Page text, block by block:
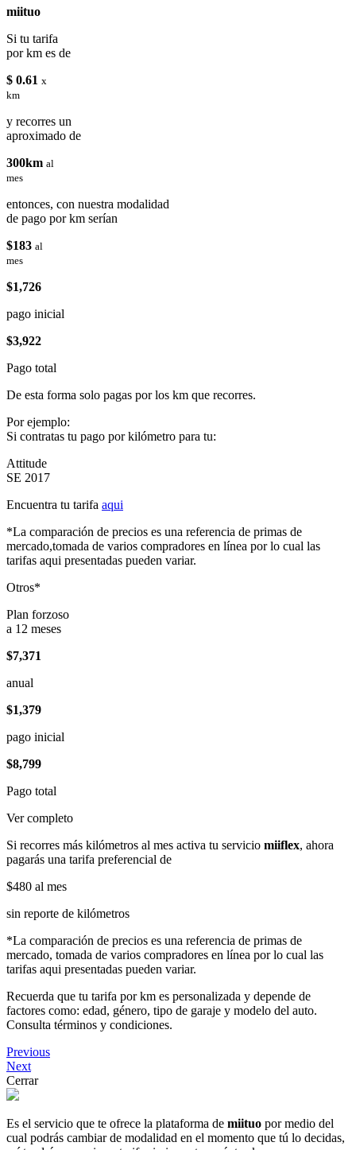
miituo
Si tu tarifa
por km es de
$ 0.61 x
km
y recorres un
aproximado de
300km al
mes
entonces, con nuestra modalidad
de pago por km serían
$183 al
mes
$1,726
pago inicial
$3,922
Pago total
De esta forma solo pagas por los km que recorres.
Por ejemplo:
Si contratas tu pago por kilómetro para tu:
Attitude
SE 2017
Encuentra tu tarifa aqui
*La comparación de precios es una referencia de primas de
mercado,tomada de varios compradores en línea por lo cual las
tarifas aqui presentadas pueden variar.
Otros*
Plan forzoso
a 12 meses
$7,371
anual
$1,379
pago inicial
$8,799
Pago total
Ver completo
Si recorres más kilómetros al mes activa tu servicio miiflex, ahora
pagarás una tarifa preferencial de
$480 al mes
sin reporte de kilómetros
*La comparación de precios es una referencia de primas de
mercado, tomada de varios compradores en línea por lo cual las
tarifas aqui presentadas pueden variar.
Recuerda que tu tarifa por km es personalizada y depende de
factores como: edad, género, tipo de garaje y modelo del auto.
Consulta términos y condiciones.
Previous
Next
Cerrar
Es el servicio que te ofrece la plataforma de miituo por medio del
cual podrás cambiar de modalidad en el momento que tú lo decidas,